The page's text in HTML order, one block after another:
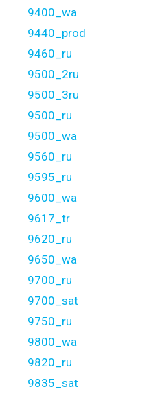
9400_wa
9440_prod
9460_ru
9500_2ru
9500_3ru
9500_ru
9500_wa
9560_ru
9595_ru
9600_wa
9617_tr
9620_ru
9650_wa
9700_ru
9700_sat
9750_ru
9800_wa
9820_ru
9835_sat